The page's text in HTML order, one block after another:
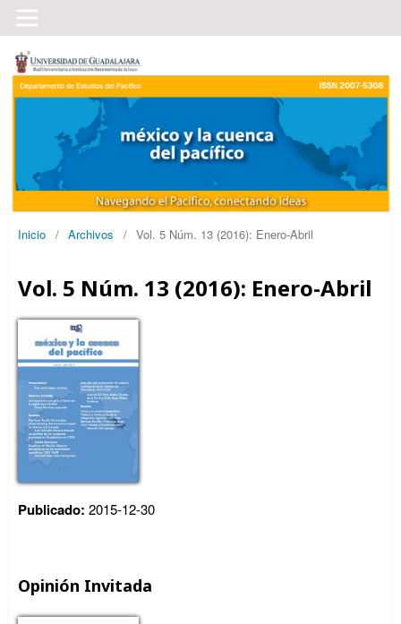
Inicio / Archivos / Vol. 5 Núm. 13 (2016): Enero-Abril
Vol. 5 Núm. 13 (2016): Enero-Abril
Publicado: 2015-12-30
Opinión Invitada